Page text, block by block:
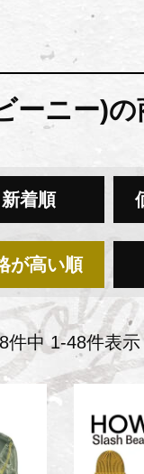
ーニー)の
新着順
が高い順
件中 1-48件表示